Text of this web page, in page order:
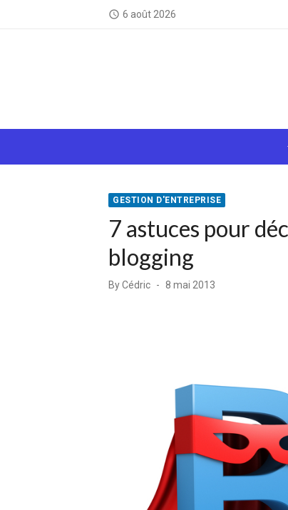
access_time 6 août 2026
GESTION D'ENTREPRISE
7 astuces pour
blogging
ByCédric
Posted
8 mai 2013